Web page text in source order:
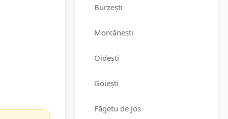
Burzești
Morcănești
Oidești
Goiești
Făgetu de Jos